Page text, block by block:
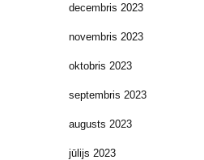
decembris 2023
novembris 2023
oktobris 2023
septembris 2023
augusts 2023
jūlijs 2023